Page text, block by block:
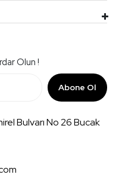
Olun !
Abone Ol
Bulvarı No 26 Bucak